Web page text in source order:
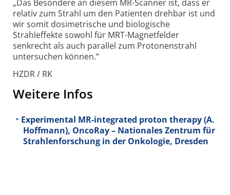
„Das Besondere an diesem MR-Scanner ist, dass er
relativ zum Strahl um den Patienten drehbar ist und
wir somit dosimetrische und biologische
Strahleffekte sowohl für MRT-Magnetfelder
senkrecht als auch parallel zum Protonenstrahl
untersuchen können.“
HZDR / RK
Weitere Infos
Experimental MR-integrated proton therapy (A.
Hoffmann), OncoRay – Nationales Zentrum für
Strahlenforschung in der Onkologie, Dresden